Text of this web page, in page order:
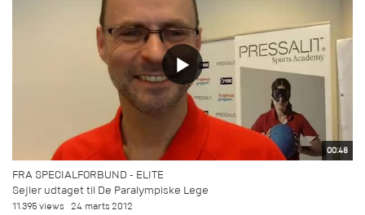
00:48
FRA SPECIALFORBUND - ELITE
Sejler udtaget til De Paralympiske Lege
11.395 views 24. marts 2012